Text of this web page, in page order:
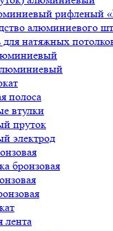
рифленый
алюминиевого
натяжных
полоса
втулки
пруток
электрод
бронзовая
лента